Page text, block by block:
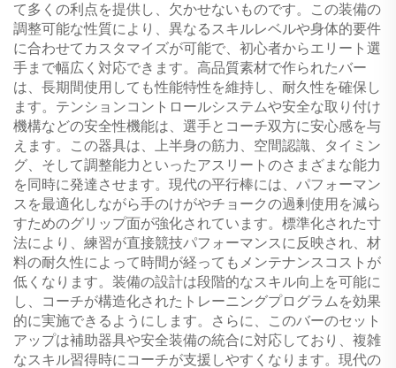
て多くの利点を提供し、欠かせないものです。この装備の
調整可能な性質により、異なるスキルレベルや身体的要件
に合わせてカスタマイズが可能で、初心者からエリート選
手まで幅広く対応できます。高品質素材で作られたバー
は、長期間使用しても性能特性を維持し、耐久性を確保し
ます。テンションコントロールシステムや安全な取り付け
機構などの安全性機能は、選手とコーチ双方に安心感を与
えます。この器具は、上半身の筋力、空間認識、タイミン
グ、そして調整能力といったアスリートのさまざまな能力
を同時に発達させます。現代の平行棒には、パフォーマン
スを最適化しながら手のけがやチョークの過剰使用を減ら
すためのグリップ面が強化されています。標準化された寸
法により、練習が直接競技パフォーマンスに反映され、材
料の耐久性によって時間が経ってもメンテナンスコストが
低くなります。装備の設計は段階的なスキル向上を可能に
し、コーチが構造化されたトレーニングプログラムを効果
的に実施できるようにします。さらに、このバーのセット
アップは補助器具や安全装備の統合に対応しており、複雑
なスキル習得時にコーチが支援しやすくなります。現代の